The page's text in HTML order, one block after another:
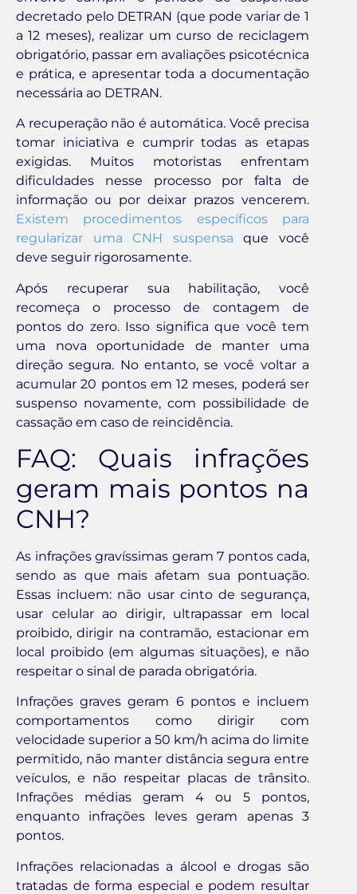
decretado pelo DETRAN (que pode variar de 1
a 12 meses), realizar um curso de reciclagem
obrigatório, passar em avaliações psicotécnica
e prática, e apresentar toda a documentação
necessária ao DETRAN.
A recuperação não é automática. Você precisa
tomar iniciativa e cumprir todas as etapas
exigidas. Muitos motoristas enfrentam
dificuldades nesse processo por falta de
informação ou por deixar prazos vencerem.
Existem procedimentos específicos para
regularizar uma CNH suspensa que você
deve seguir rigorosamente.
Após recuperar sua habilitação, você
recomeça o processo de contagem de
pontos do zero. Isso significa que você tem
uma nova oportunidade de manter uma
direção segura. No entanto, se você voltar a
acumular 20 pontos em 12 meses, poderá ser
suspenso novamente, com possibilidade de
cassação em caso de reincidência.
FAQ: Quais infrações
geram mais pontos na
CNH?
As infrações gravíssimas geram 7 pontos cada,
sendo as que mais afetam sua pontuação.
Essas incluem: não usar cinto de segurança,
usar celular ao dirigir, ultrapassar em local
proibido, dirigir na contramão, estacionar em
local proibido (em algumas situações), e não
respeitar o sinal de parada obrigatória.
Infrações graves geram 6 pontos e incluem
comportamentos como dirigir com
velocidade superior a 50 km/h acima do limite
permitido, não manter distância segura entre
veículos, e não respeitar placas de trânsito.
Infrações médias geram 4 ou 5 pontos,
enquanto infrações leves geram apenas 3
pontos.
Infrações relacionadas a álcool e drogas são
tratadas de forma especial e podem resultar